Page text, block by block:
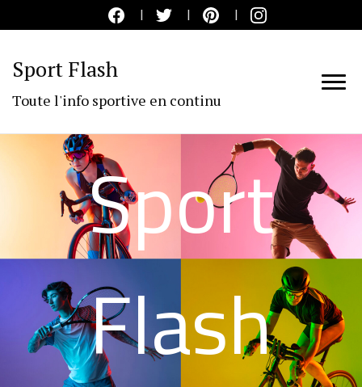
Sport Flash
Toute l'info sportive en continu
Sport
Flash